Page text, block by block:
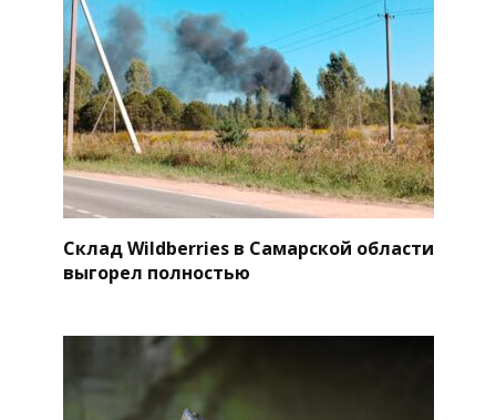
Склад Wildberries в Самарской области
выгорел полностью